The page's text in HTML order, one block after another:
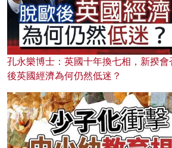
孔永樂博士：英國十年換七相，新揆
後英國經濟為何仍然低迷？